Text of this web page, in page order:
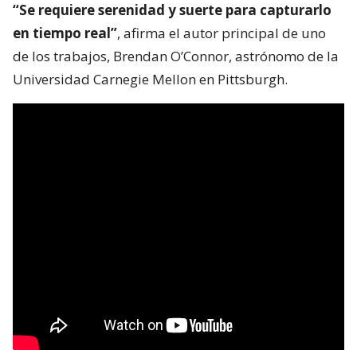
“Se requiere serenidad y suerte para capturarlo
en tiempo real”, afirma el autor principal de uno
de los trabajos, Brendan O’Connor, astrónomo de la
Universidad Carnegie Mellon en Pittsburgh.